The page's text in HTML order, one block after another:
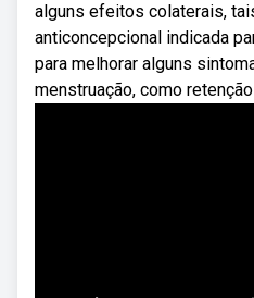
alguns efeitos colaterais,
anticoncepcional indicada
para melhorar alguns
menstruação, como